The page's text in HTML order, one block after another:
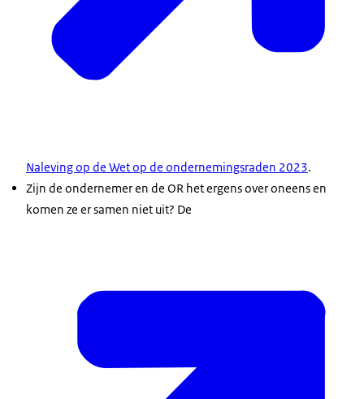
Naleving op de Wet op de ondernemingsraden 2023.
Zijn de ondernemer en de OR het ergens over oneens en
komen ze er samen niet uit? De